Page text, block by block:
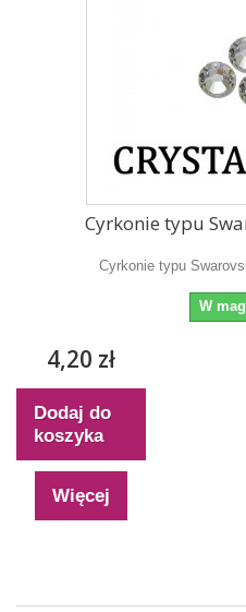
Cyrkonie typu
Cyrkonie typu
W
4,20 zł
Dodaj do
koszyka
Więcej